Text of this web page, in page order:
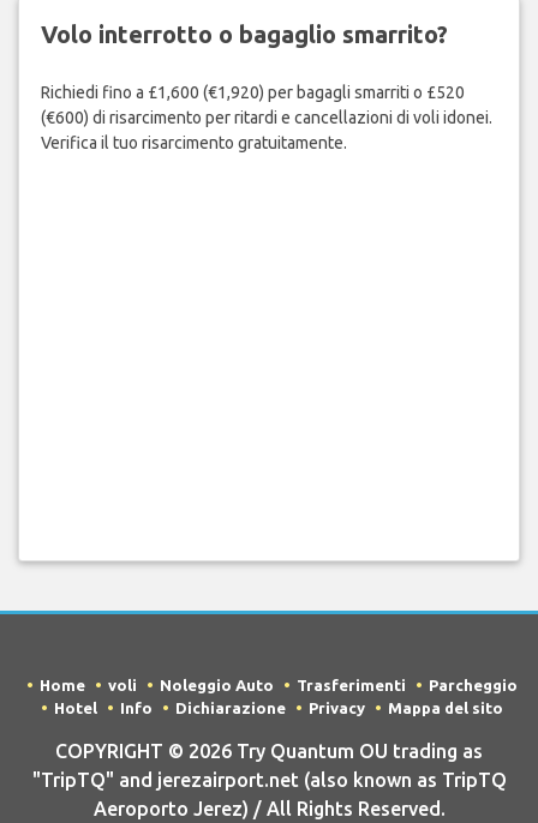
Volo interrotto o bagaglio smarrito?
Richiedi fino a £1,600 (€1,920) per bagagli smarriti o £520
(€600) di risarcimento per ritardi e cancellazioni di voli idonei.
Verifica il tuo risarcimento gratuitamente.
Home voli Noleggio Auto Trasferimenti
Parcheggio
Hotel
Info Dichiarazione Privacy Mappa del sito
COPYRIGHT © 2026 Try Quantum OU trading as
"TripTQ" and jerezairport.net (also known as TripTQ
Aeroporto Jerez) / All Rights Reserved.